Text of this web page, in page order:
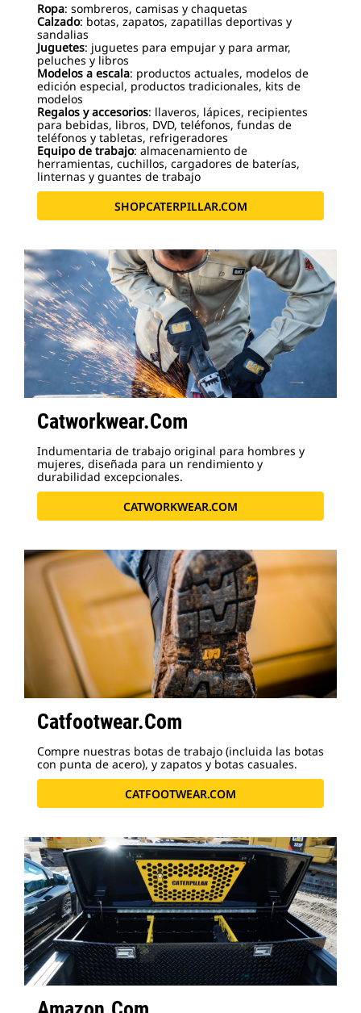
Ropa: sombreros, camisas y chaquetas
Calzado: botas, zapatos, zapatillas deportivas y
sandalias
Juguetes: juguetes para empujar y para armar,
peluches y libros
Modelos a escala: productos actuales, modelos de
edición especial, productos tradicionales, kits de
modelos
Regalos y accesorios: llaveros, lápices, recipientes
para bebidas, libros, DVD, teléfonos, fundas de
teléfonos y tabletas, refrigeradores
Equipo de trabajo: almacenamiento de
herramientas, cuchillos, cargadores de baterías,
linternas y guantes de trabajo
SHOPCATERPILLAR.COM
Catworkwear.Com
Indumentaria de trabajo original para hombres y
mujeres, diseñada para un rendimiento y
durabilidad excepcionales.
CATWORKWEAR.COM
Catfootwear.Com
Compre nuestras botas de trabajo (incluida las botas
con punta de acero), y zapatos y botas casuales.
CATFOOTWEAR.COM